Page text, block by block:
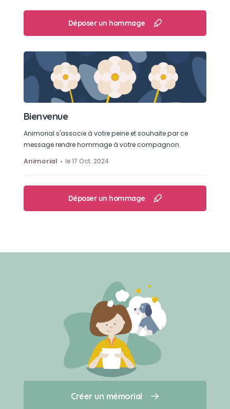
Créer un mémorial
Qui sommes-nous ?
Déposer un hommage
Bienvenue
Animorial s'associe à votre peine et souhaite par ce
message rendre hommage à votre compagnon.
Animorial
le 17 Oct. 2024
Déposer un hommage
Créer un mémorial